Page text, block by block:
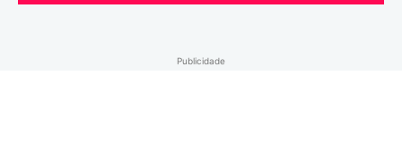
Publicidade